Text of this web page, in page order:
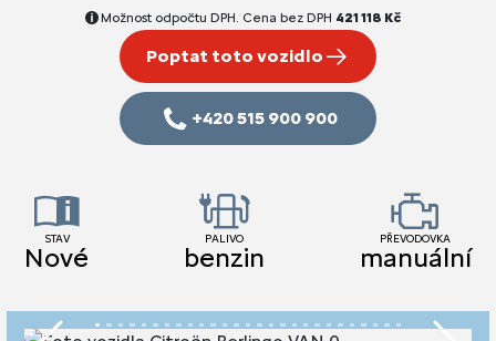
Možnost odpočtu DPH. Cena bez DPH 421 118 Kč
Poptat toto vozidlo
+420 515 900 900
STAV
Nové
PALIVO
benzin
PŘEVODOVKA
manuální